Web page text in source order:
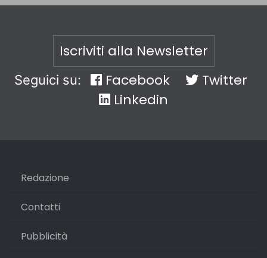
Iscriviti alla Newsletter
Seguici su: Facebook
Twitter
Linkedin
Redazione
Contatti
Pubblicità